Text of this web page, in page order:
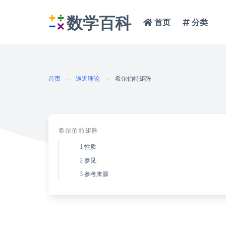
数学百科 首页 分类
首页 逼近理论 希尔伯特矩阵
希尔伯特矩阵
1 性质
2 参见
3 参考来源